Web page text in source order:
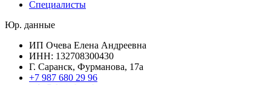
Специалисты
Юр. данные
ИП Очева Елена Андреевна
ИНН: 132708300430
Г. Саранск, Фурманова, 17а
+7 987 680 29 96